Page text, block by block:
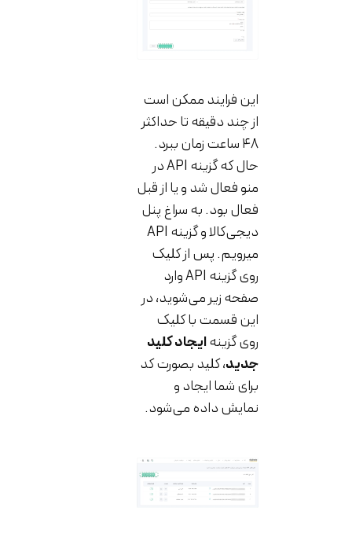
این فرایند ممکن است
از چند دقیقه تا حداکثر
۴۸ ساعت زمان ببرد.
حال که گزینه API در
منو فعال شد و یا از قبل
فعال بود. به سراغ پنل
دیجی‌کالا و گزینه API
میرویم. پس از کلیک
روی گزینه API وارد
صفحه زیر می‌شوید، در
این قسمت با کلیک
روی گزینهایجاد کلید
، کلید بصورت کد
برای شما ایجاد و
نمایش داده می‌شود.